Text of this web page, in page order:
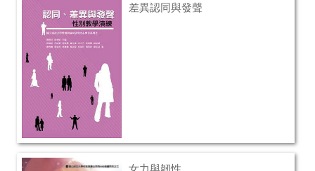
差異認同與發聲
女力與韌性